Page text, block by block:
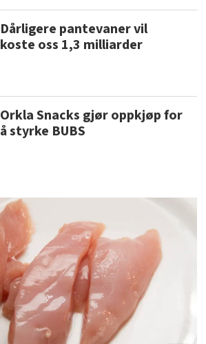
Dårligere pantevaner vil
koste oss 1,3 milliarder
Orkla Snacks gjør oppkjøp for
å styrke BUBS